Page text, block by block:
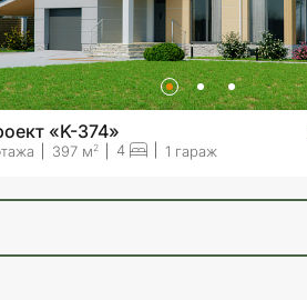
«K-374»
397 м2 4 1 гараж